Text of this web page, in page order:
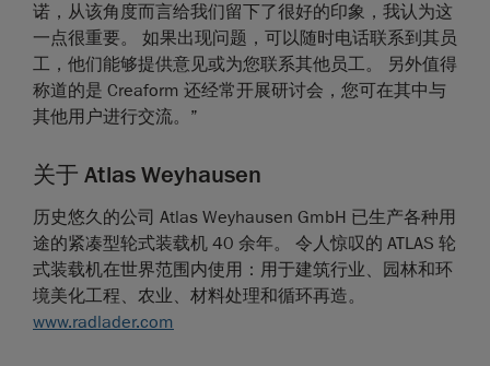
诺，从该角度而言给我们留下了很好的印象，我认为这
一点很重要。 如果出现问题，可以随时电话联系到其员
工，他们能够提供意见或为您联系其他员工。 另外值得
称道的是 Creaform 还经常开展研讨会，您可在其中与
其他用户进行交流。”
关于 Atlas Weyhausen
历史悠久的公司 Atlas Weyhausen GmbH 已生产各种用
途的紧凑型轮式装载机 40 余年。 令人惊叹的 ATLAS 轮
式装载机在世界范围内使用：用于建筑行业、园林和环
境美化工程、农业、材料处理和循环再造。
www.radlader.com